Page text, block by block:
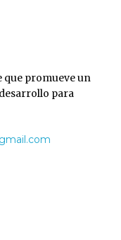
que promueve un
para